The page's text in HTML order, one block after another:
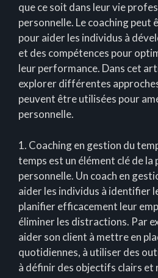
que ce soit dans leur vie
personnelle. Le coaching peut
pour aider les individus à
et des compétences pour
leur performance. Dans cet
explorer différentes
peuvent être utilisées pour
personnelle.
1. Coaching en gestion du
temps est un élément clé de
personnelle. Un coach en
aider les individus à identifier
planifier efficacement leur
éliminer les distractions. Par
aider son client à mettre en
quotidiennes, à utiliser des
à définir des objectifs clairs et